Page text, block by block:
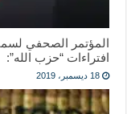
المؤتمر الصحفي
افتراءات “حزب الله”:
18 ديسمبر، 2019